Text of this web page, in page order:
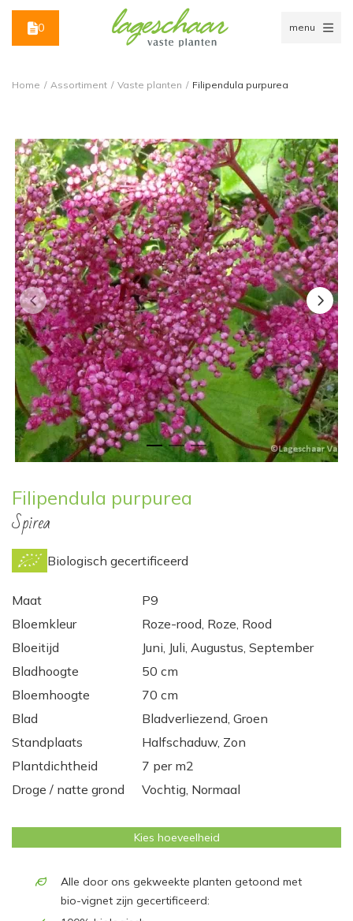
0 menu
Home / Assortiment / Vaste planten / Filipendula purpurea
Filipendula purpurea
Spirea
Biologisch gecertificeerd
Maat
P9
Bloemkleur
Roze-rood, Roze, Rood
Bloeitijd
Juni, Juli, Augustus, September
Bladhoogte
50 cm
Bloemhoogte
70 cm
Blad
Bladverliezend, Groen
Standplaats
Halfschaduw, Zon
Plantdichtheid
7 per m2
Droge / natte grond
Vochtig, Normaal
Kies hoeveelheid
Alle door ons gekweekte planten getoond met
bio-vignet zijn gecertificeerd: